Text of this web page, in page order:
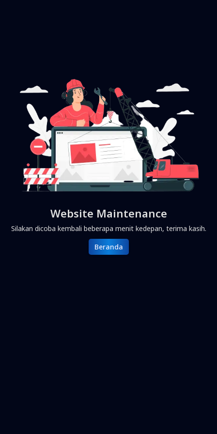
Website Maintenance
Silakan dicoba kembali beberapa menit kedepan, terima kasih.
Beranda